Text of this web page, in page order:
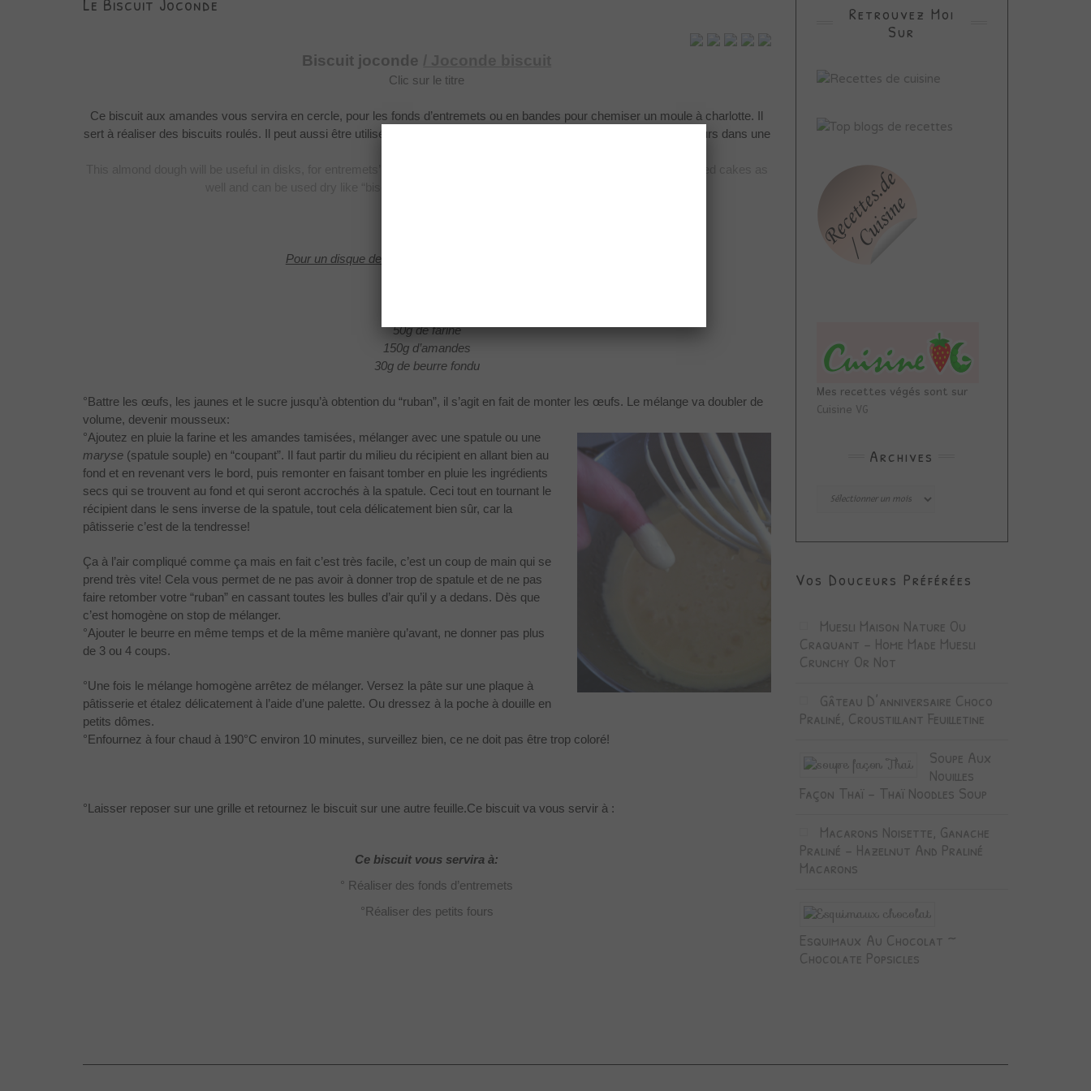
Biscuit joconde
Clic sur le titre
Ce biscuit aux amandesvous servira en cercle, pour les fonds d’entremets ou en bandes pour chemiser un moule à charlotte. Il
sert à réaliser des biscuits roulés. Il peut aussi être utilisé sec comme des biscuits cuiller. Ainsi il se conserve 4 à 5 jours dans une
Pour un disque de 26 cm
50g de farine
150g d’amandes
30g de beurre fondu
°Battre les œufs, les jaunes et le sucre jusqu’à obtention du “ruban”, il s’agit en fait de monter les œufs. Le mélange va doubler de
volume, devenir mousseux:
°Ajoutez en pluie la farine et les amandes tamisées, mélanger avec une spatule ou une
maryse (spatule souple) en “coupant”. Il faut partir du milieu du récipient en allant bien au
fond et en revenant vers le bord, puis remonter en faisant tomber en pluie les ingrédients
secs qui se trouvent au fond et qui seront accrochés à la spatule. Ceci tout en tournant le
récipient dans le sens inverse de la spatule, tout cela délicatement bien sûr, car la
pâtisserie c’est de la tendresse!
Ça à l’air compliqué comme ça mais en fait c’est très facile, c’est un coup de main qui se
prend très vite! Cela vous permet de ne pas avoir à donner trop de spatule et de ne pas
faire retomber votre “ruban” en cassant toutes les bulles d’air qu’il y a dedans. Dès que
c’est homogène on stop de mélanger.
°Ajouter le beurre en même temps et de la même manière qu’avant, ne donner pas plus
de 3 ou 4 coups.
°Une fois le mélange homogène arrêtez de mélanger. Versez la pâte sur une plaque à
pâtisserie et étalez délicatement à l’aide d’une palette. Ou dressez à la poche à douille en
petits dômes.
°Enfournez à four chaud à 190°C environ 10 minutes, surveillez bien, ce ne doit pas être trop coloré!
°Laisser reposer sur une grille et retournez le biscuit sur une autre feuille.Ce biscuit va vous servir à :
Ce biscuit vous servira à:
° Réaliser des fonds d’entremets
°Réaliser des petits fours
Retrouvez Moi
Sur
Mes recettes végés sont sur
Cuisine VG
Archives
Archives
Vos Douceurs Préférées
Muesli Maison Nature Ou
Craquant – Home Made Muesli
Crunchy Or Not
Gâteau D’anniversaire Choco
Praliné, Croustillant Feuilletine
Soupe Aux
Nouilles
Façon Thaï – Thaï Noodles Soup
Macarons Noisette, Ganache
Praliné – Hazelnut And Praliné
Macarons
Esquimaux Au Chocolat ~
Chocolate Popsicles